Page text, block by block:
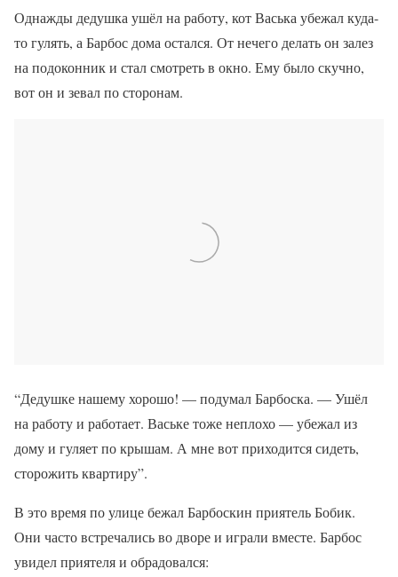
Однажды дедушка ушёл на работу, кот Васька убежал куда-
то гулять, а Барбос дома остался. От нечего делать он залез
на подоконник и стал смотреть в окно. Ему было скучно,
вот он и зевал по сторонам.
“Дедушке нашему хорошо! — подумал Барбоска. — Ушёл
на работу и работает. Ваське тоже неплохо — убежал из
дому и гуляет по крышам. А мне вот приходится сидеть,
сторожить квартиру”.
В это время по улице бежал Барбоскин приятель Бобик.
Они часто встречались во дворе и играли вместе. Барбос
увидел приятеля и обрадовался: